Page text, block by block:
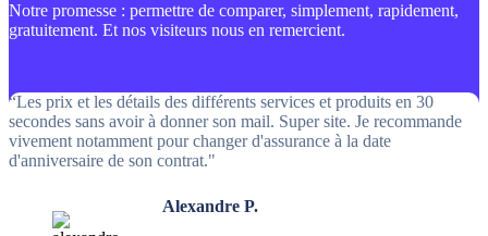
Notre promesse : permettre de comparer, simplement, rapidement,
gratuitement. Et nos visiteurs nous en remercient.
“Les prix et les détails des différents services et produits en 30
secondes sans avoir à donner son mail. Super site. Je recommande
vivement notamment pour changer d'assurance à la date
d'anniversaire de son contrat."
Alexandre P.